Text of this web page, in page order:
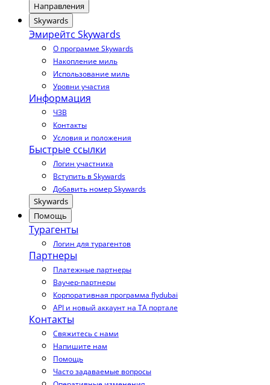
Направления
Skywards
Эмирейтс Skywards
О программе Skywards
Накопление миль
Использование миль
Уровни участия
Информация
ЧЗВ
Контакты
Условия и положения
Быстрые ссылки
Логин участника
Вступить в Skywards
Добавить номер Skywards
Skywards
Помощь
Турагенты
Логин для турагентов
Партнеры
Платежные партнеры
Ваучер-партнеры
Корпоративная программа flydubai
API и новый аккаунт на TA портале
Контакты
Свяжитесь с нами
Напишите нам
Помощь
Часто задаваемые вопросы